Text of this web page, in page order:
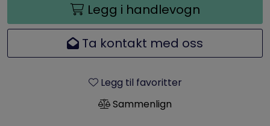
Legg i handlevogn
Ta kontakt med oss
Legg til favoritter
Sammenlign